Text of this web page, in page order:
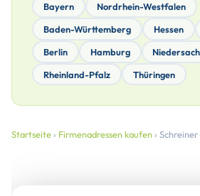
Bayern
Nordrhein-Westfalen
Baden-Württemberg
Hessen
Berlin
Hamburg
Rheinland-Pfalz
Thüringen
Startseite › Firmenadressen kaufen ›